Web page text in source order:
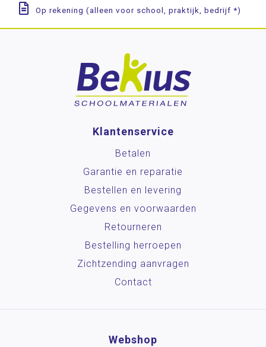
Op rekening (alleen voor school, praktijk, bedrijf *)
Klantenservice
Betalen
Garantie en reparatie
Bestellen en levering
Gegevens en voorwaarden
Retourneren
Bestelling herroepen
Zichtzending aanvragen
Contact
Webshop